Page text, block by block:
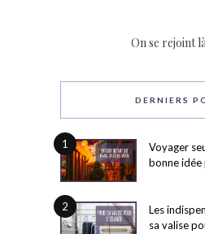
On se rejoint
DERNIERS
1
Voyager
bonne idée
2
Les
sa valise